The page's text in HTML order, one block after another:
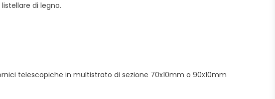
di legno.
telescopiche in multistrato di sezione 70x10mm o 90x10mm